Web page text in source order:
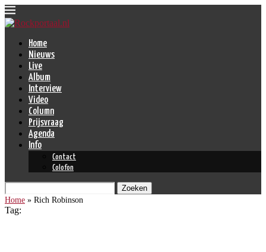
Home
Nieuws
Live
Album
Interview
Video
Column
Prijsvraag
Agenda
Info
Contact
Colofon
Zoeken
Home » Rich Robinson
Tag: